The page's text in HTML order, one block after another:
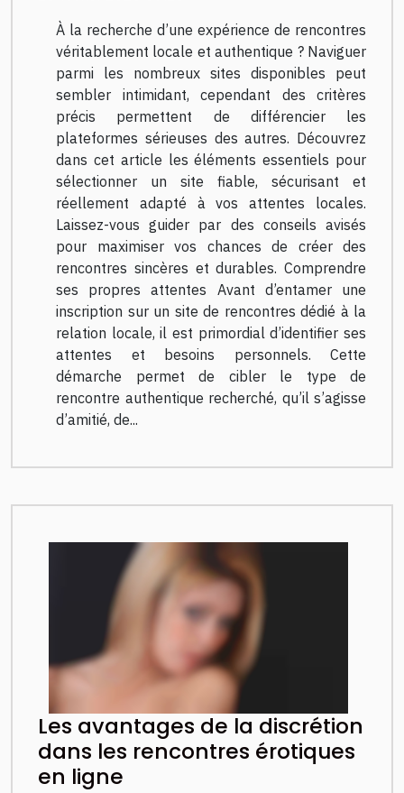
À la recherche d’une expérience de rencontres
véritablement locale et authentique ? Naviguer
parmi les nombreux sites disponibles peut
sembler intimidant, cependant des critères
précis permettent de différencier les
plateformes sérieuses des autres. Découvrez
dans cet article les éléments essentiels pour
sélectionner un site fiable, sécurisant et
réellement adapté à vos attentes locales.
Laissez-vous guider par des conseils avisés
pour maximiser vos chances de créer des
rencontres sincères et durables. Comprendre
ses propres attentes Avant d’entamer une
inscription sur un site de rencontres dédié à la
relation locale, il est primordial d’identifier ses
attentes et besoins personnels. Cette
démarche permet de cibler le type de
rencontre authentique recherché, qu’il s’agisse
d’amitié, de...
Les avantages de la discrétion
dans les rencontres érotiques
en ligne